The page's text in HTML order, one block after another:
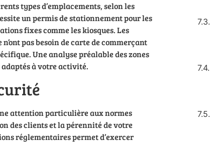
types d’emplacements, selon les
un permis de stationnement pour les
fixes comme les kiosques. Les
pas besoin de carte de commerçant
Une analyse préalable des zones
à votre activité.
attention particulière aux normes
des clients et la pérennité de votre
réglementaires permet d’exercer